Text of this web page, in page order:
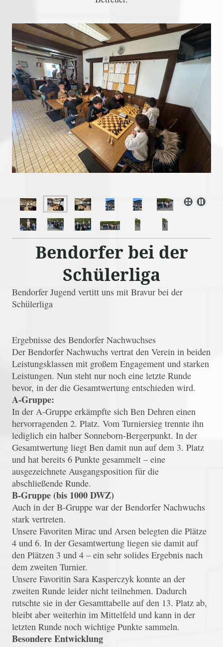
Bendorfer bei der
Schülerliga
Bendorfer Jugend vertitt uns mit Bravur bei der
Schülerliga
Ergebnisse des Bendorfer Nachwuchses
Der Bendorfer Nachwuchs vertrat den Verein in beiden
Leistungsklassen mit großem Engagement und starken
Leistungen. Nun steht nur noch eine letzte Runde
bevor, in der die Gesamtwertung entschieden wird.
A‑Gruppe:
In der A‑Gruppe erkämpfte sich Ben Dehren einen
hervorragenden 2. Platz. Vom Turniersieg trennte ihn
lediglich ein halber Sonneborn‑Bergerpunkt. In der
Gesamtwertung liegt Ben damit nun auf dem 3. Platz
und hat bereits 6 Punkte gesammelt – eine
ausgezeichnete Ausgangsposition für die
abschließende Runde.
B‑Gruppe (bis 1000 DWZ)
Auch in der B‑Gruppe war der Bendorfer Nachwuchs
stark vertreten.
Unsere Favoriten Mirac und Arsen belegten die Plätze
4 und 6. In der Gesamtwertung liegen sie damit auf
den Plätzen 3 und 4 – ein sehr solides Ergebnis nach
dem zweiten Turnier.
Unsere Favoritin Sara Kasperczyk konnte an der
zweiten Runde leider nicht teilnehmen. Dadurch
rutschte sie in der Gesamttabelle auf den 13. Platz ab,
bleibt aber weiterhin im Mittelfeld und kann in der
letzten Runde noch wichtige Punkte sammeln.
Besondere Entwicklung